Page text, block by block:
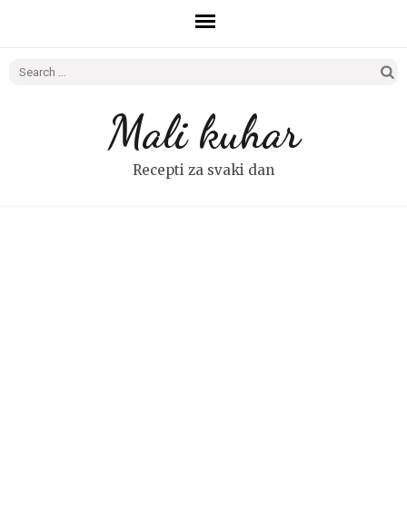
Search
Mali kuhar
Recepti za svaki dan